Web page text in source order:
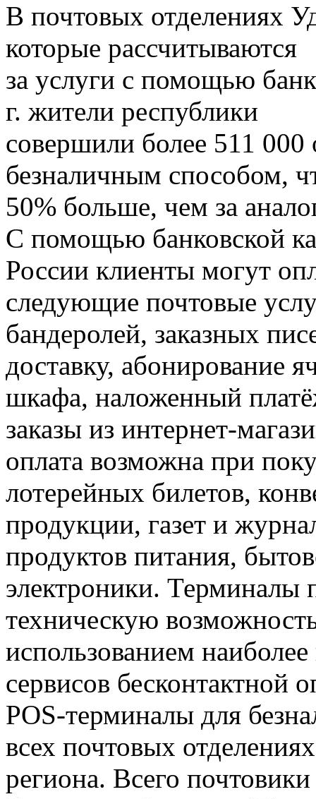
В почтовых отделениях
которые рассчитываются
за услуги с помощью
г. жители республики
совершили более 511 000
безналичным способом,
50% больше, чем за
С помощью банковской
России клиенты могут
следующие почтовые
бандеролей, заказных
доставку, абонирование
шкафа, наложенный
заказы из интернет-
оплата возможна при
лотерейных билетов,
продукции, газет и
продуктов питания,
электроники. Терминалы
техническую
использованием
сервисов бесконтактной
POS-терминалы для
всех почтовых отделениях
региона. Всего